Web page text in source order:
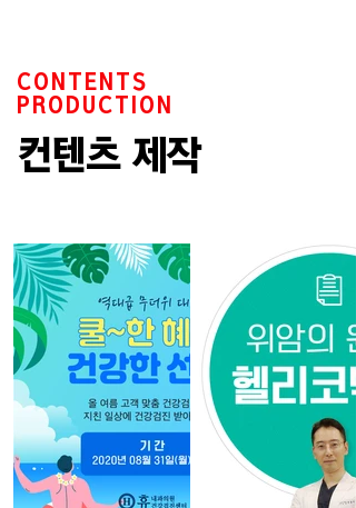
CONTENTS
PRODUCTION
컨텐츠 제작